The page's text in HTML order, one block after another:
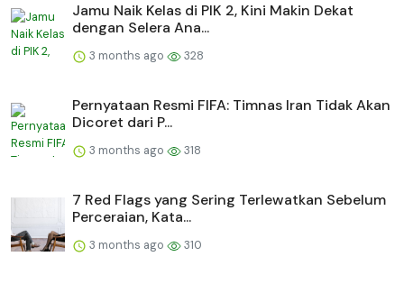
Jamu Naik Kelas di PIK 2, Kini Makin Dekat
dengan Selera Ana...
3 months ago 328
Pernyataan Resmi FIFA: Timnas Iran Tidak Akan
Dicoret dari P...
3 months ago 318
7 Red Flags yang Sering Terlewatkan Sebelum
Perceraian, Kata...
3 months ago 310